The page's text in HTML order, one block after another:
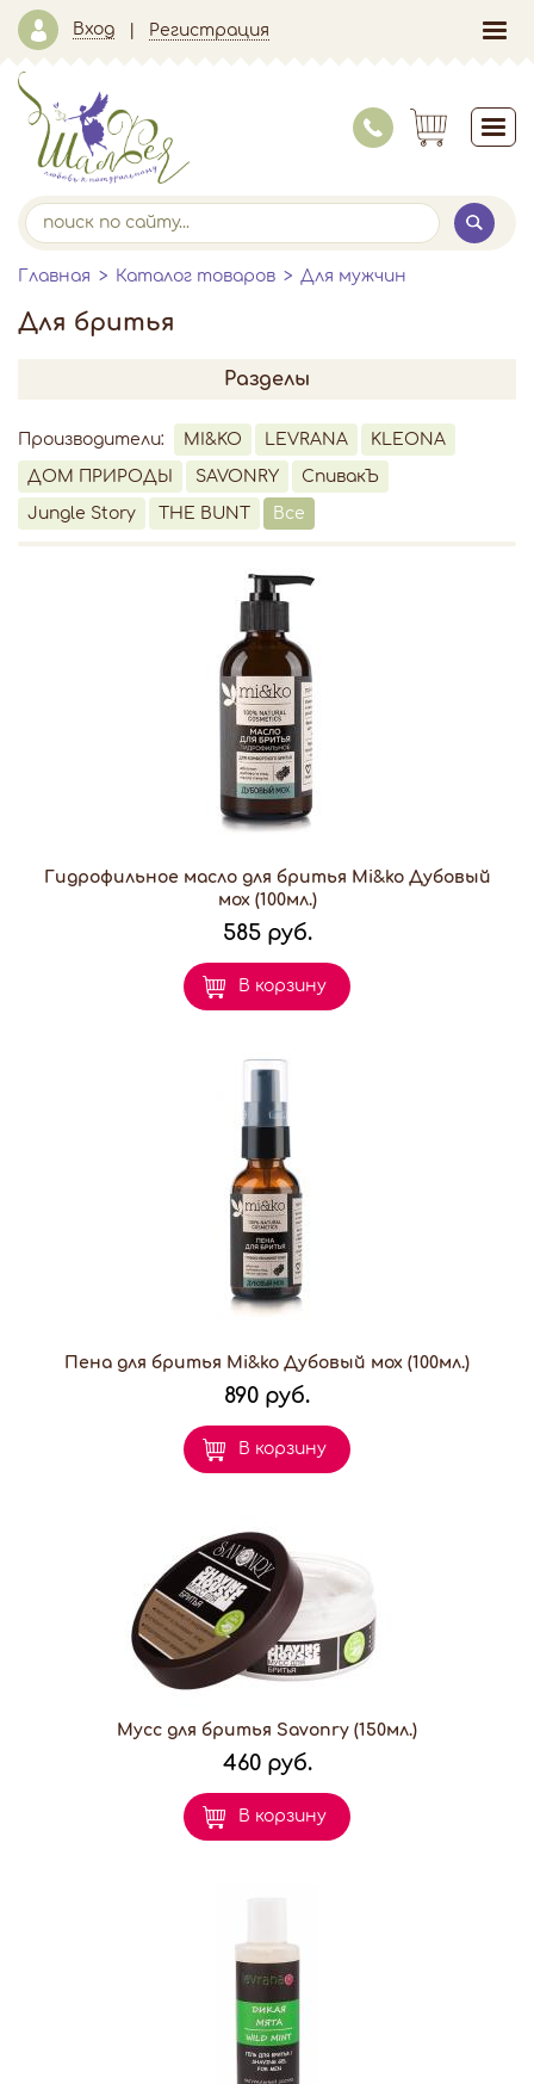
Вход Регистрация
Главная Каталог товаров Для мужчин
Для бритья
Разделы
Производители: MI&KO LEVRANA KLEONA
ДОМ ПРИРОДЫ SAVONRY СпивакЪ
Jungle Story THE BUNT Все
Гидрофильное масло для бритья Mi&ko Дубовый
мох (100мл.)
585 руб.
В корзину
Пена для бритья Mi&ko Дубовый мох (100мл.)
890 руб.
В корзину
Мусс для бритья Savonry (150мл.)
460 руб.
В корзину